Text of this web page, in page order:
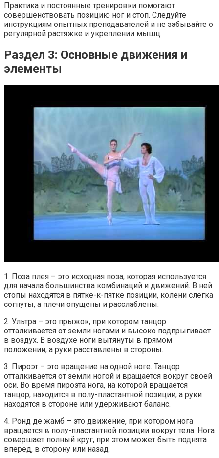
Практика и постоянные тренировки помогают
совершенствовать позицию ног и стоп. Следуйте
инструкциям опытных преподавателей и не забывайте о
регулярной растяжке и укреплении мышц.
Раздел 3: Основные движения и
элементы
1. Поза плея – это исходная поза, которая используется
для начала большинства комбинаций и движений. В ней
стопы находятся в пятке-к-пятке позиции, колени слегка
согнуты, а плечи опущены и расслаблены.
2. Ультра – это прыжок, при котором танцор
отталкивается от земли ногами и высоко подпрыгивает
в воздух. В воздухе ноги вытянуты в прямом
положении, а руки расставлены в стороны.
3. Пироэт – это вращение на одной ноге. Танцор
отталкивается от земли ногой и вращается вокруг своей
оси. Во время пироэта нога, на которой вращается
танцор, находится в полу-пластантной позиции, а руки
находятся в стороне или удерживают баланс.
4. Ронд де жамб – это движение, при котором нога
вращается в полу-пластантной позиции вокруг тела. Нога
совершает полный круг, при этом может быть поднята
вперед, в сторону или назад.